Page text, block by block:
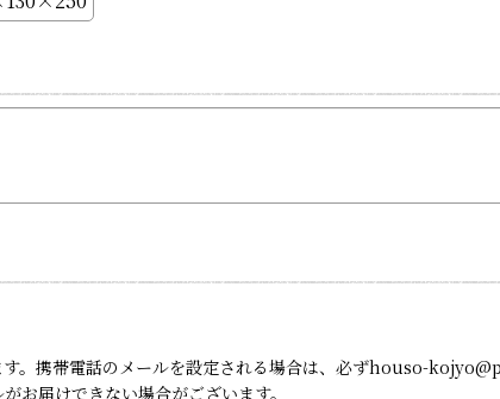
。携帯電話のメールを設定される場合は、必ずhouso-
お届けできない場合がございます。